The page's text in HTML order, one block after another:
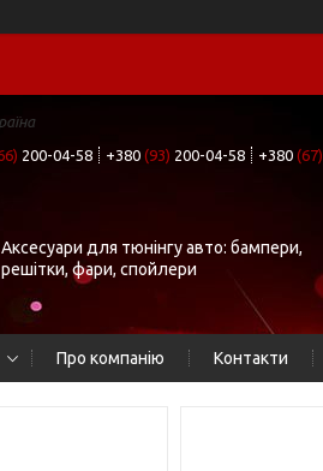
200-04-58 +380 (93) 200-04-58 +380 (67)
Аксесуари для тюнінгу авто: бампери,
решітки, фари, спойлери
Про компанію Контакти